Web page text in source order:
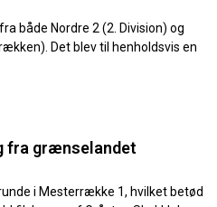
både Nordre 2 (2. Division) og
Det blev til henholdsvis en
fra grænselandet
i Mesterrække 1, hvilket betød